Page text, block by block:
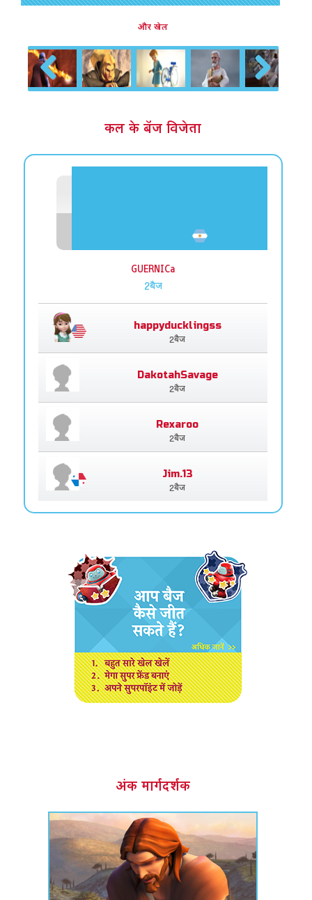
और खेल
Previous Next
कल के बॅज विजेता
GUERNICa
2बैज
happyducklingss
2बैज
DakotahSavage
2बैज
Rexaroo
2बैज
Jim.13
2बैज
अंक मार्गदर्शक